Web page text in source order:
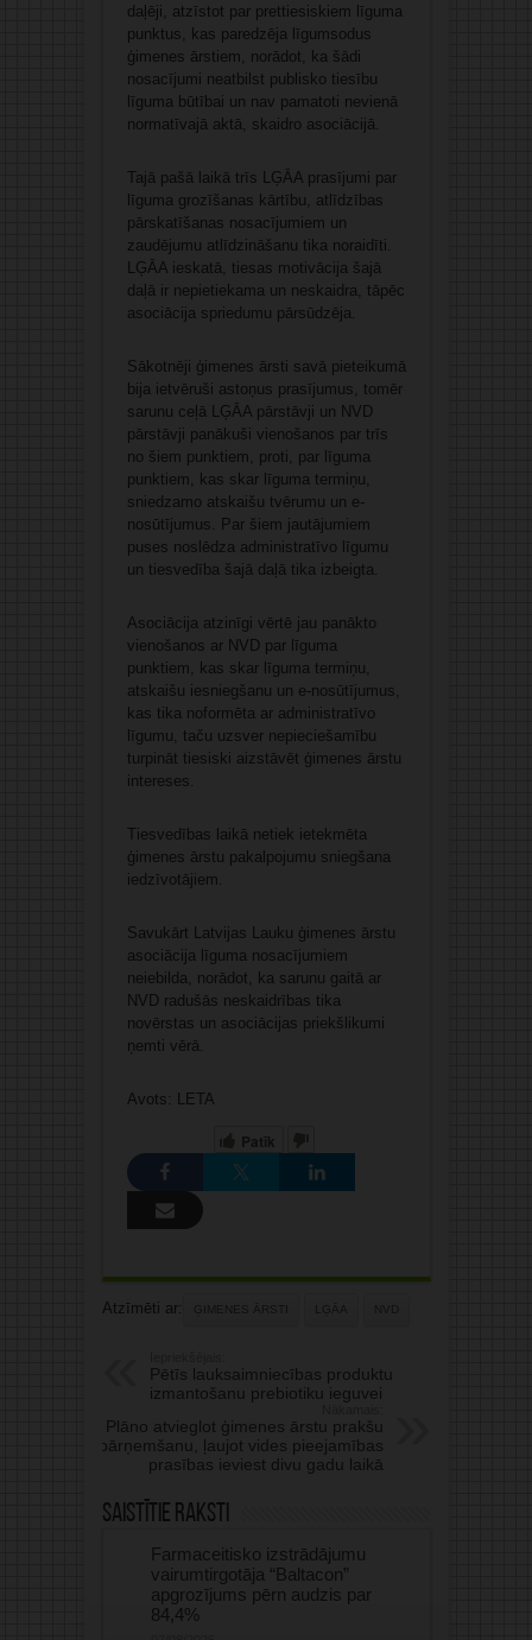
daļēji, atzīstot par prettiesiskiem līguma
punktus, kas paredzēja līgumsodus
ģimenes ārstiem, norādot, ka šādi
nosacījumi neatbilst publisko tiesību
līguma būtībai un nav pamatoti nevienā
normatīvajā aktā, skaidro asociācijā.
Tajā pašā laikā trīs LĢĀA prasījumi par
līguma grozīšanas kārtību, atlīdzības
pārskatīšanas nosacījumiem un
zaudējumu atlīdzināšanu tika noraidīti.
LĢĀA ieskatā, tiesas motivācija šajā
daļā ir nepietiekama un neskaidra, tāpēc
asociācija spriedumu pārsūdzēja.
Sākotnēji ģimenes ārsti savā pieteikumā
bija ietvēruši astoņus prasījumus, tomēr
sarunu ceļā LĢĀA pārstāvji un NVD
pārstāvji panākuši vienošanos par trīs
no šiem punktiem, proti, par līguma
punktiem, kas skar līguma termiņu,
sniedzamo atskaišu tvērumu un e-
nosūtījumus. Par šiem jautājumiem
puses noslēdza administratīvo līgumu
un tiesvedība šajā daļā tika izbeigta.
Asociācija atzinīgi vērtē jau panākto
vienošanos ar NVD par līguma
punktiem, kas skar līguma termiņu,
atskaišu iesniegšanu un e-nosūtījumus,
kas tika noformēta ar administratīvo
līgumu, taču uzsver nepieciešamību
turpināt tiesiski aizstāvēt ģimenes ārstu
intereses.
Tiesvedības laikā netiek ietekmēta
ģimenes ārstu pakalpojumu sniegšana
iedzīvotājiem.
Savukārt Latvijas Lauku ģimenes ārstu
asociācija līguma nosacījumiem
neiebilda, norādot, ka sarunu gaitā ar
NVD radušās neskaidrības tika
novērstas un asociācijas priekšlikumi
ņemti vērā.
Avots: LETA
Patīk
Atzīmēti ar: ĢIMENES ĀRSTI LĢĀA NVD
Pētīs lauksaimniecības produktu
izmantošanu prebiotiku ieguvei
Plāno atvieglot ģimenes ārstu prakšu
pārņemšanu, ļaujot vides pieejamības
prasības ieviest divu gadu laikā
Saistītie raksti
Farmaceitisko izstrādājumu
vairumtirgotāja “Baltacon”
apgrozījums pērn audzis par
84,4%